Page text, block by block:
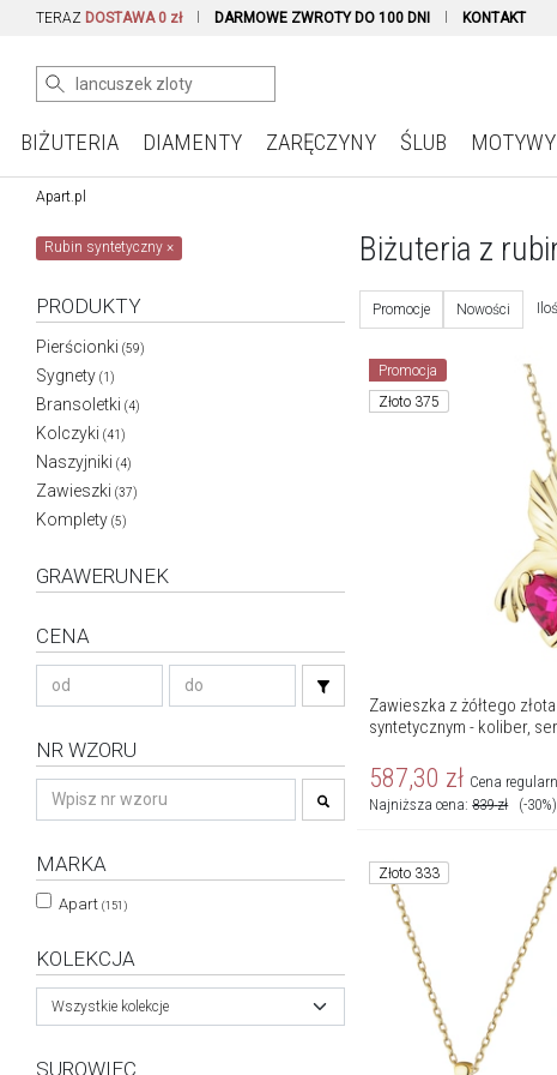
TERAZ DOSTAWA 0 zł DARMOWE ZWROTY DO 100 DNI KONTAKT
BIŻUTERIA DIAMENTY ZARĘCZYNY ŚLUB MOTYWY
Apart.pl
Rubin syntetyczny×
PRODUKTY
Pierścionki (59)
Sygnety (1)
Bransoletki (4)
Kolczyki (41)
Naszyjniki (4)
Zawieszki (37)
Komplety (5)
GRAWERUNEK
CENA
NR WZORU
MARKA
Apart (151)
KOLEKCJA
Wszystkie kolekcje
SUROWIEC
Biżuteria z
Promocje Nowości
Promocja
Złoto 375
Zawieszka z żółtego
syntetycznym - koliber,
587,30 zł Cena
Najniższa cena:839 zł (-30%)
Złoto 333